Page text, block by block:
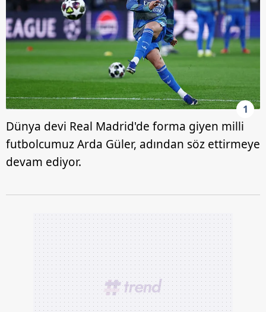
1
Dünya devi Real Madrid'de forma giyen milli
futbolcumuz Arda Güler, adından söz ettirmeye
devam ediyor.